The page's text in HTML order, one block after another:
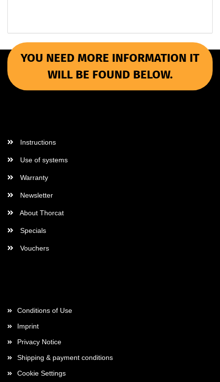
YOU NEED MORE INFORMATION IT
WILL BE FOUND BELOW.
Instructions
Use of systems
Warranty
Newsletter
About Thorcat
Specials
Vouchers
Conditions of Use
Imprint
Privacy Notice
Shipping & payment conditions
Cookie Settings